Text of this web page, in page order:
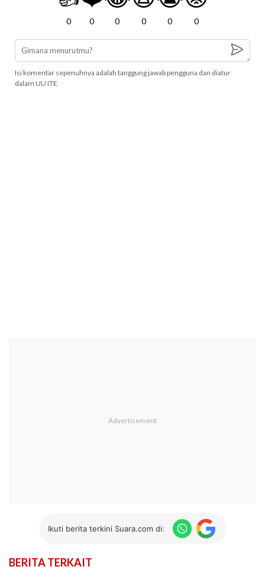
0 0 0 0 0 0
Isi komentar sepenuhnya adalah tanggung jawab pengguna dan diatur
dalam UU ITE
Ikuti berita terkini Suara.com di:
BERITA TERKAIT